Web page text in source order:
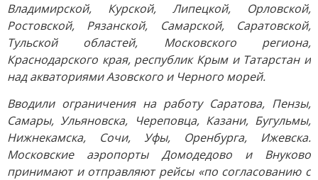
Владимирской, Курской, Липецкой, Орловской,
Ростовской, Рязанской, Самарской, Саратовской,
Тульской областей, Московского региона,
Краснодарского края, республик Крым и Татарстан и
над акваториями Азовского и Черного морей.
Вводили ограничения на работу Саратова, Пензы,
Самары, Ульяновска, Череповца, Казани, Бугульмы,
Нижнекамска, Сочи, Уфы, Оренбурга, Ижевска.
Московские аэропорты Домодедово и Внуково
принимают и отправляют рейсы «по согласованию с